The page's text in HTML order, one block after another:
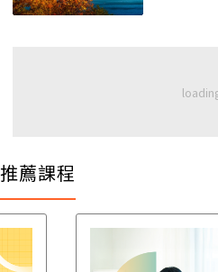
推薦課程